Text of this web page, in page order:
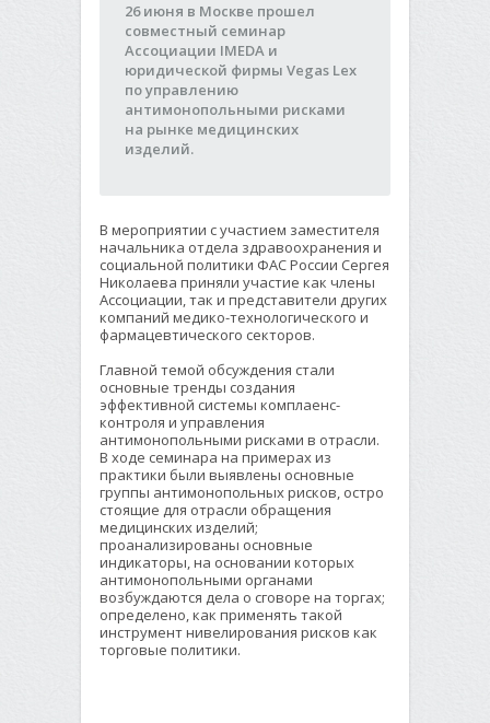
26 июня в Москве прошел
совместный семинар
Ассоциации IMEDA и
юридической фирмы Vegas Lex
по управлению
антимонопольными рисками
на рынке медицинских
изделий.
В мероприятии с участием заместителя
начальника отдела здравоохранения и
социальной политики ФАС России Сергея
Николаева приняли участие как члены
Ассоциации, так и представители других
компаний медико-технологического и
фармацевтического секторов.
Главной темой обсуждения стали
основные тренды создания
эффективной системы комплаенс-
контроля и управления
антимонопольными рисками в отрасли.
В ходе семинара на примерах из
практики были выявлены основные
группы антимонопольных рисков, остро
стоящие для отрасли обращения
медицинских изделий;
проанализированы основные
индикаторы, на основании которых
антимонопольными органами
возбуждаются дела о сговоре на торгах;
определено, как применять такой
инструмент нивелирования рисков как
торговые политики.